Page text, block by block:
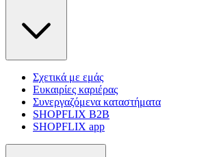
Σχετικά με εμάς
Ευκαιρίες καριέρας
Συνεργαζόμενα καταστήματα
SHOPFLIX B2B
SHOPFLIX app